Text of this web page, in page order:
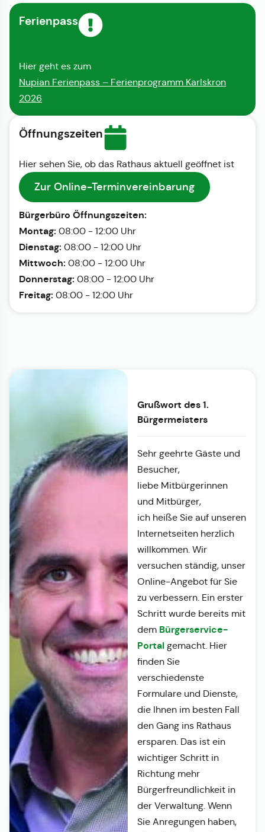
Ferienpass
Hier geht es zum
Nupian Ferienpass – Ferienprogramm Karlskron
2026
Öffnungszeiten
Hier sehen Sie, ob das Rathaus aktuell geöffnet ist
Zur Online-Terminvereinbarung
Bürgerbüro Öffnungszeiten:
Montag: 08:00 - 12:00 Uhr
Dienstag: 08:00 - 12:00 Uhr
Mittwoch: 08:00 - 12:00 Uhr
Donnerstag: 08:00 - 12:00 Uhr
Freitag: 08:00 - 12:00 Uhr
Grußwort des 1.
Bürgermeisters
Sehr geehrte Gäste und
Besucher,
liebe Mitbürgerinnen
und Mitbürger,
ich heiße Sie auf unseren
Internetseiten herzlich
willkommen. Wir
versuchen ständig, unser
Online-Angebot für Sie
zu verbessern. Ein erster
Schritt wurde bereits mit
dem Bürgerservice-
Portalgemacht. Hier
finden Sie
verschiedenste
Formulare und Dienste,
die Ihnen im besten Fall
den Gang ins Rathaus
ersparen. Das ist ein
wichtiger Schritt in
Richtung mehr
Bürgerfreundlichkeit in
der Verwaltung. Wenn
Sie Anregungen haben,